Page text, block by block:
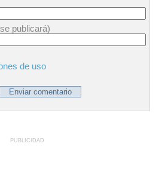
publicará)
de uso
PUBLICIDAD